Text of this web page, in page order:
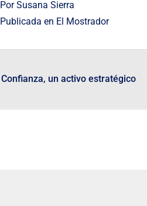
Por Susana Sierra
Publicada en El Mostrador
Confianza, un activo estratégico